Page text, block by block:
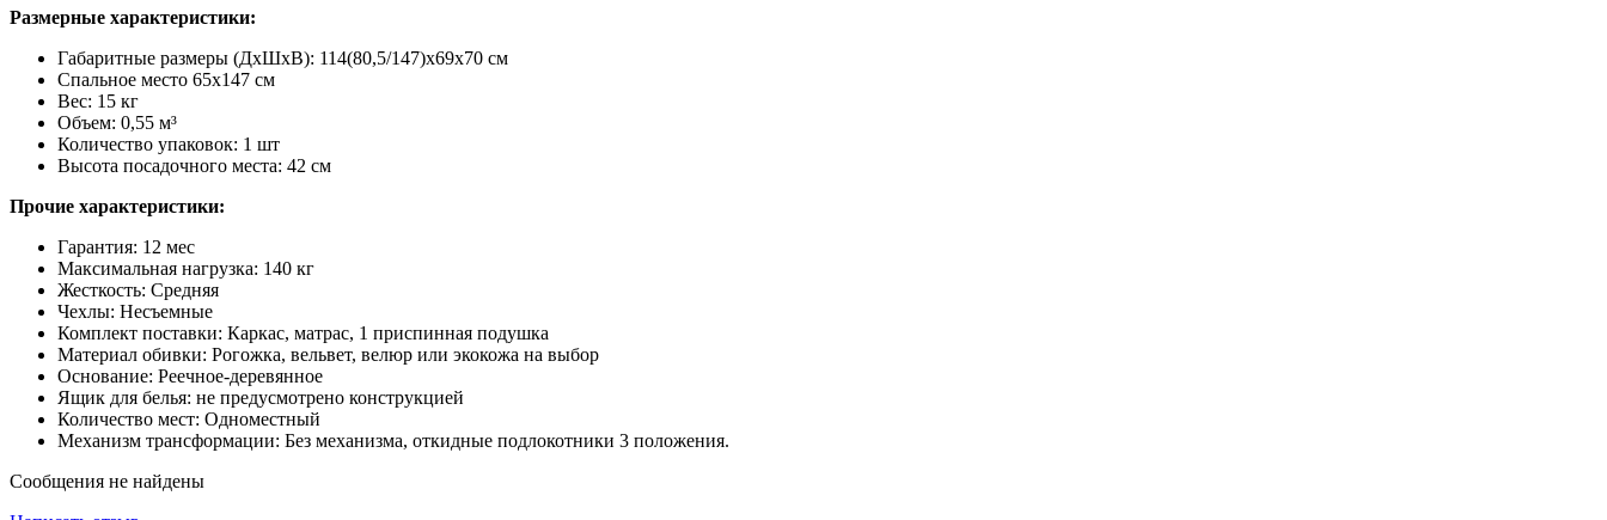
Размерные характеристики:
Габаритные размеры (ДхШхВ): 114(80,5/147)х69х70 см
Спальное место 65х147 см
Вес: 15 кг
Объем: 0,55 м³
Количество упаковок: 1 шт
Высота посадочного места: 42 см
Прочие характеристики:
Гарантия: 12 мес
Максимальная нагрузка: 140 кг
Жесткость: Средняя
Чехлы: Несъемные
Комплект поставки: Каркас, матрас, 1 приспинная подушка
Материал обивки: Рогожка, вельвет, велюр или экокожа на выбор
Основание: Реечное-деревянное
Ящик для белья: не предусмотрено конструкцией
Количество мест: Одноместный
Механизм трансформации: Без механизма, откидные подлокотники 3 положения.
Сообщения не найдены